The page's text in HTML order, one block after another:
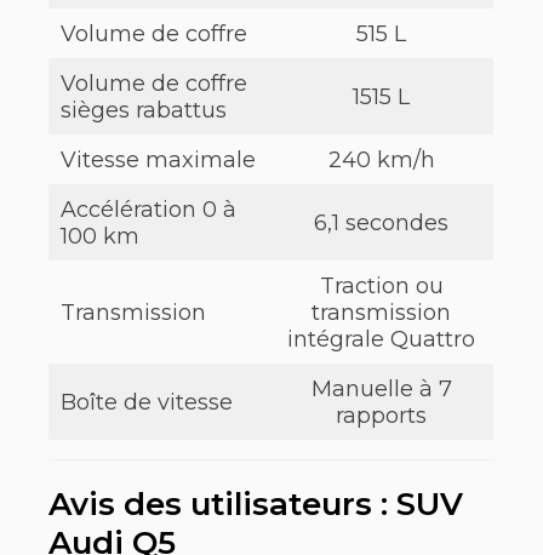
Volume de coffre
515 L
Volume de coffre
sièges rabattus
1515 L
Vitesse maximale
240 km/h
Accélération 0 à
100 km
6,1 secondes
Transmission
Traction ou
transmission
intégrale Quattro
Boîte de vitesse
Manuelle à 7
rapports
Avis des utilisateurs : SUV
Audi Q5